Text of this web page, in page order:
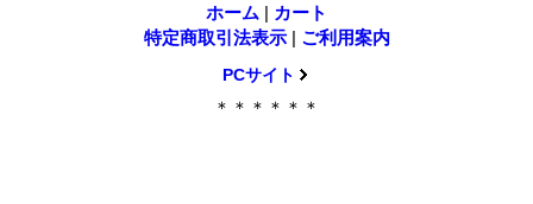
ホーム | カート
特定商取引法表示 | ご利用案内
PCサイト
＊＊＊＊＊＊